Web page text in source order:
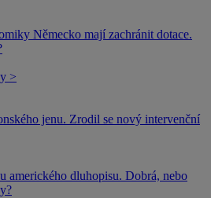
Německo mají zachránit dotace.
>
jenu. Zrodil se nový intervenční
amerického dluhopisu. Dobrá, nebo